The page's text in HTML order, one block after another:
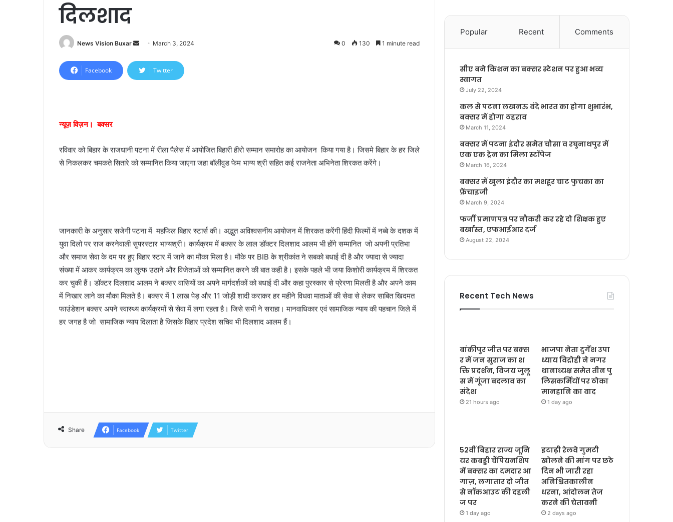
दिलशाद
News Vision Buxar
n
d
i
l
March 3, 2024 0 130 1 minute read
Facebook Twitter
न्यूज़ विज़न। बक्सर
रविवार को बिहार के राजधानी पटना में रीला पैलेस में आयोजित बिहारी हीरो सम्मान समारोह का आयोजन किया गया है। जिसमे बिहार के हर जिले
से निकलकर चमकते सितारे को सम्मानित किया जाएगा जहा बॉलीवुड फेम भाग्य श्री सहित कई राजनेता अभिनेता शिरकत करेंगे।
जानकारी के अनुसार सजेगी पटना में महफिल बिहार स्टार्स की। अद्भुत अविश्वसनीय आयोजन में शिरकत करेंगी हिंदी फिल्मों में नब्बे के दशक में
युवा दिलो पर राज करनेवाली सुपरस्टार भाग्यश्री। कार्यक्रम में बक्सर के लाल डॉक्टर दिलशाद आलम भी होंगे सम्मानित जो अपनी प्रतिभा
और समाज सेवा के दम पर हुए बिहार स्टार में जाने का मौका मिला है। मौके पर BIB के श्रीकांत ने सबको बधाई दी है और ज्यादा से ज्यादा
संख्या में आकर कार्यक्रम का लुत्फ उठाने और विजेताओं को सम्मानित करने की बात कही है। इसके पहले भी जया किशोरी कार्यक्रम में शिरकत
कर चुकी हैं। डॉक्टर दिलशाद आलम ने बक्सर वासियों का अपने मार्गदर्शकों को बधाई दी और कहा पुरस्कार से प्रेरणा मिलती है और अपने काम
में निखार लाने का मौका मिलते है। बक्सर में 1 लाख पेड़ और 11 जोड़ी शादी कराकर हर महीने विधवा माताओं की सेवा से लेकर साबित खिदमत
फाउंडेशन बक्सर अपने स्वास्थ्य कार्यक्रमों से सेवा में लगा रहता है। जिसे सभी ने सराहा। मानवाधिकार एवं सामाजिक न्याय की पहचान जिले में
हर जगह है जो सामाजिक न्याय दिलाता है जिसके बिहार प्रदेश सचिव भी दिलशाद आलम हैं।
Share Facebook Twitter
Popular Recent Comments
सीए बने किशन का बक्सर स्टेशन पर हुआ भव्य
स्वागत
July 22, 2024
कल से पटना लखनऊ वंदे भारत का होगा शुभारंभ,
बक्सर में होगा ठहराव
March 11, 2024
बक्सर में पटना इंदौर समेत चौसा व रघुनाथपुर में
एक एक ट्रेन का मिला स्टॉपेज
March 16, 2024
बक्सर में खुला इंदौर का मशहूर चाट फुचका का
फ्रेंचाइजी
March 9, 2024
फर्जी प्रमाणपत्र पर नौकरी कर रहे दो शिक्षक हुए
बर्खास्त, एफआईआर दर्ज
August 22, 2024
Recent Tech News
बांकीपुर जीत पर बक्स
र में जन सुराज का श
क्ति प्रदर्शन, विजय जुलू
स में गूंजा बदलाव का
संदेश
21 hours ago
भाजपा नेता दुर्गेश उपा
ध्याय विद्रोही ने नगर
थानाध्यक्ष समेत तीन पु
लिसकर्मियों पर ठोका
मानहानि का वाद
1 day ago
52वीं बिहार राज्य जूनि
यर कबड्डी चैंपियनशिप
में बक्सर का दमदार आ
गाज़, लगातार दो जीत
से नॉकआउट की दहली
ज पर
1 day ago
इटाढ़ी रेलवे गुमटी
खोलने की मांग पर छठे
दिन भी जारी रहा
अनिश्चितकालीन
धरना, आंदोलन तेज
करने की चेतावनी
2 days ago